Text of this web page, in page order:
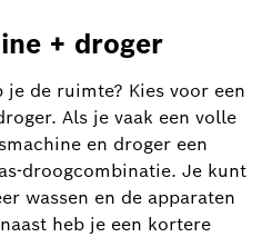
+ droger
je de ruimte? Kies voor een
Als je vaak een volle
en droger een
droogcombinatie. Je kunt
wassen en de apparaten
heb je een kortere